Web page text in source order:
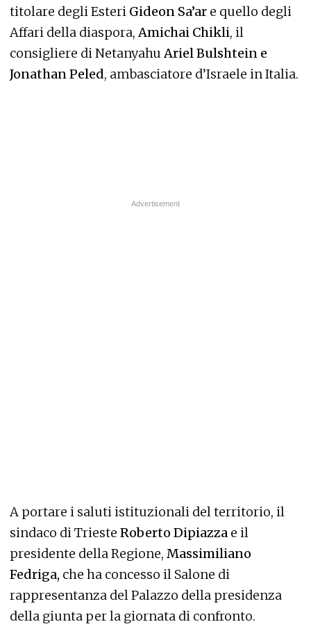
titolare degli Esteri Gideon Sa’ar e quello degli
Affari della diaspora,Amichai Chikli, il
consigliere di NetanyahuAriel Bulshtein e
Jonathan Peled, ambasciatore d’Israele in Italia.
A portare i saluti istituzionali del territorio, il
sindaco di Trieste Roberto Dipiazza e il
presidente della Regione, Massimiliano
Fedriga, che ha concesso il Salone di
rappresentanza del Palazzo della presidenza
della giunta per la giornata di confronto.